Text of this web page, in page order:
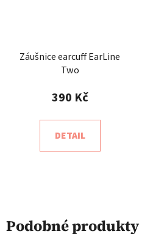
Záušnice earcuff EarLine
Two
390 Kč
DETAIL
Podobné produkty